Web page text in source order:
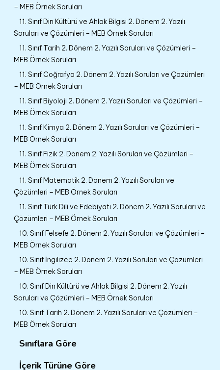
– MEB Örnek Soruları
11. Sınıf Din Kültürü ve Ahlak Bilgisi 2. Dönem 2. Yazılı
Soruları ve Çözümleri – MEB Örnek Soruları
11. Sınıf Tarih 2. Dönem 2. Yazılı Soruları ve Çözümleri –
MEB Örnek Soruları
11. Sınıf Coğrafya 2. Dönem 2. Yazılı Soruları ve Çözümleri
– MEB Örnek Soruları
11. Sınıf Biyoloji 2. Dönem 2. Yazılı Soruları ve Çözümleri –
MEB Örnek Soruları
11. Sınıf Kimya 2. Dönem 2. Yazılı Soruları ve Çözümleri –
MEB Örnek Soruları
11. Sınıf Fizik 2. Dönem 2. Yazılı Soruları ve Çözümleri –
MEB Örnek Soruları
11. Sınıf Matematik 2. Dönem 2. Yazılı Soruları ve
Çözümleri – MEB Örnek Soruları
11. Sınıf Türk Dili ve Edebiyatı 2. Dönem 2. Yazılı Soruları ve
Çözümleri – MEB Örnek Soruları
10. Sınıf Felsefe 2. Dönem 2. Yazılı Soruları ve Çözümleri –
MEB Örnek Soruları
10. Sınıf İngilizce 2. Dönem 2. Yazılı Soruları ve Çözümleri
– MEB Örnek Soruları
10. Sınıf Din Kültürü ve Ahlak Bilgisi 2. Dönem 2. Yazılı
Soruları ve Çözümleri – MEB Örnek Soruları
10. Sınıf Tarih 2. Dönem 2. Yazılı Soruları ve Çözümleri –
MEB Örnek Soruları
Sınıflara Göre
İçerik Türüne Göre